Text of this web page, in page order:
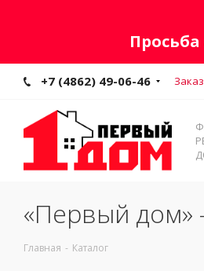
+7 (4862) 49-06-46
«Первый дом»
Главная - Каталог